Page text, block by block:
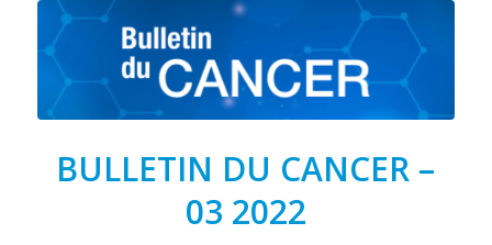
BULLETIN DU CANCER –
03 2022